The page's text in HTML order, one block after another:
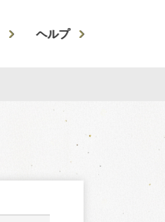
ヘルプ